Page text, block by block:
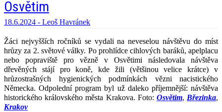
Osvětim
18.6.2024 - Leoš Havránek
Žáci nejvyšších ročníků se vydali na neveselou návštěvu do míst
hrůzy za 2. světové války. Po prohlídce cihlových baráků, apelplacu
nebo popraviště pro vězně v Osvětimi následovala návštěva
dřevěných stájí pro koně, kde žili (většinou velice krátce) v
hrůzostrašných hygienických podmínkách vězni nacistického
Německa. Odpolední program byl už daleko příjemnější: návštěva
historického královského města Krakova. Foto: Osvětim, Březinka,
Krakov